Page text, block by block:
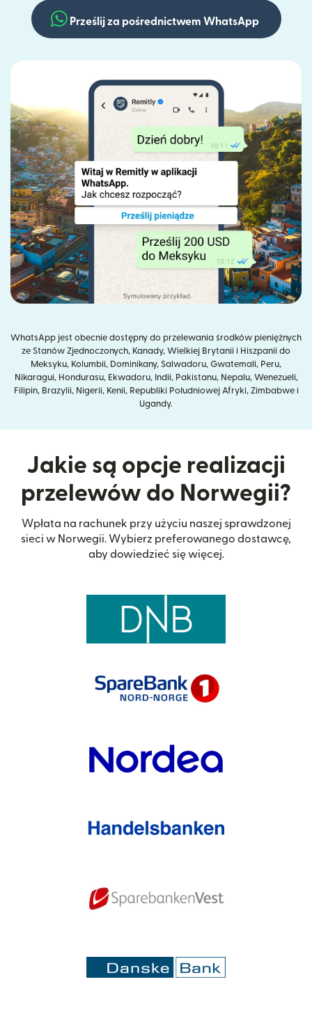
Prześlij za pośrednictwem WhatsApp
WhatsApp jest obecnie dostępny do przelewania środków pieniężnych
ze Stanów Zjednoczonych, Kanady, Wielkiej Brytanii i Hiszpanii do
Meksyku, Kolumbii, Dominikany, Salwadoru, Gwatemali, Peru,
Nikaragui, Hondurasu, Ekwadoru, Indii, Pakistanu, Nepalu, Wenezueli,
Filipin, Brazylii, Nigerii, Kenii, Republiki Południowej Afryki, Zimbabwe i
Ugandy.
Jakie są opcje realizacji
przelewów do Norwegii?
Wpłata na rachunek przy użyciu naszej sprawdzonej
sieci w Norwegii. Wybierz preferowanego dostawcę,
aby dowiedzieć się więcej.